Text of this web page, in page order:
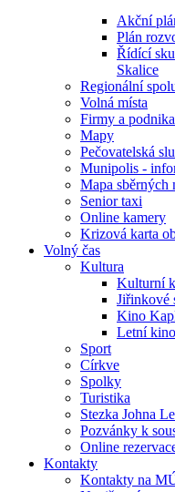
Akční
Plán
Řídící
Skalice
Regionální
Volná místa
Firmy a
Mapy
Pečovatelská
Munipolis -
Mapa sběrných
Senior taxi
Online kamery
Krizová karta
Volný čas
Kultura
Kulturní
Jiřinkové
Kino
Letní
Sport
Církve
Spolky
Turistika
Stezka Johna
Pozvánky k
Online
Kontakty
Kontakty na